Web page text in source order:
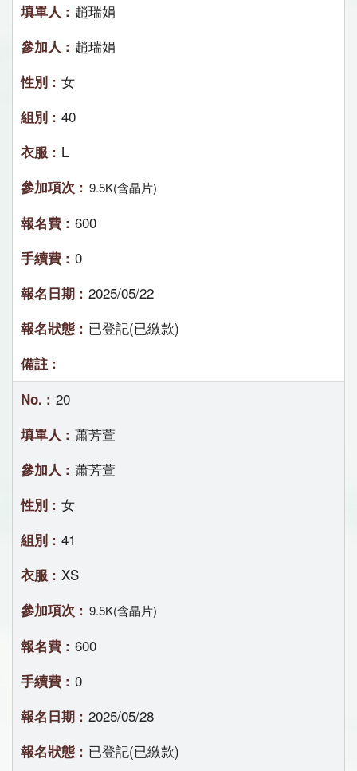
趙瑞娟
趙瑞娟
女
40
L
9.5K(含晶片)
600
0
2025/05/22
已登記(已繳款)
20
蕭芳萱
蕭芳萱
女
41
XS
9.5K(含晶片)
600
0
2025/05/28
已登記(已繳款)